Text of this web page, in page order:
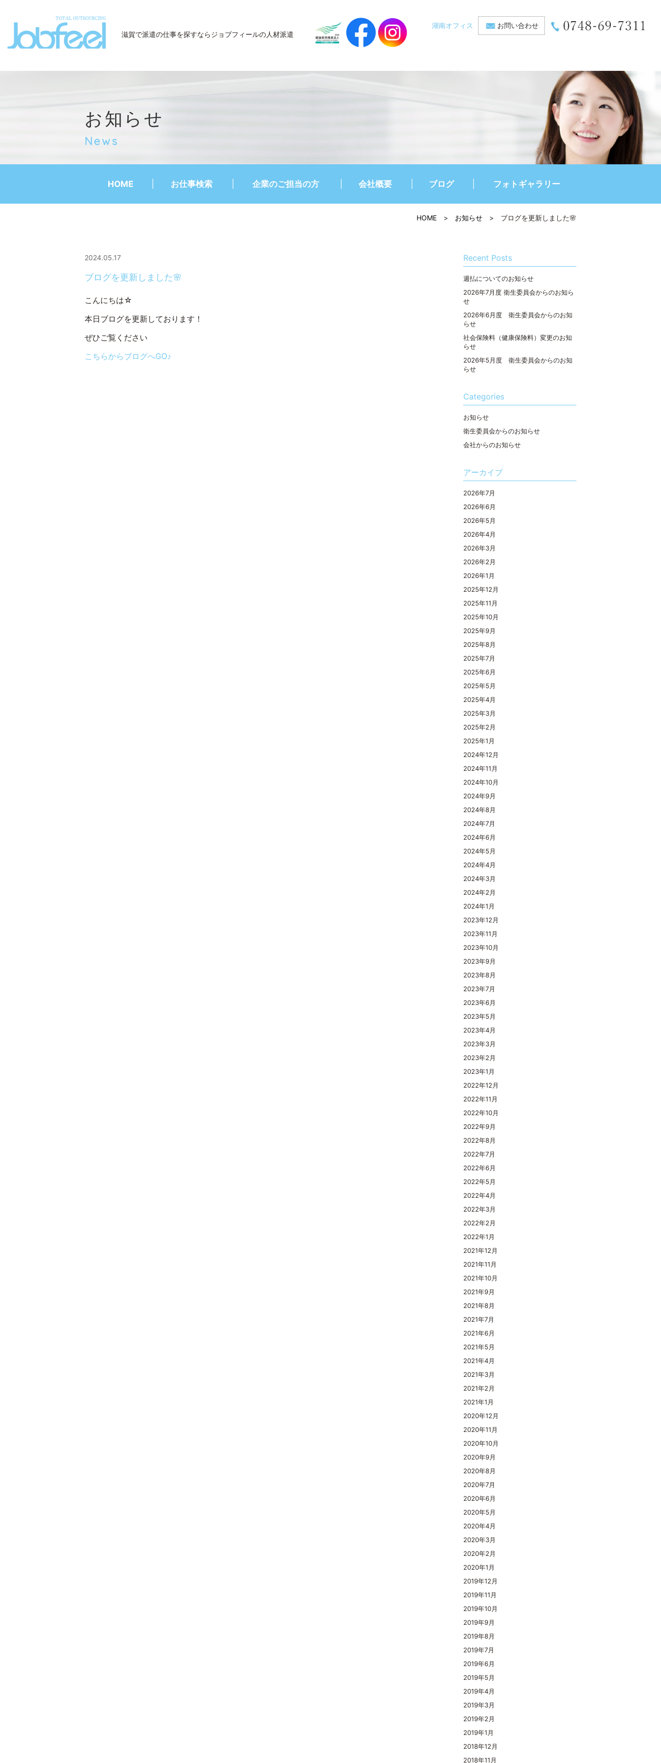
滋賀で派遣の仕事を探すならジョブフィールの人材派遣
湖南オフィス お問い合わせ
お知らせ
News
HOME お仕事検索 企業のご担当の方 会社概要 ブログ フォトギャラリー
HOME > お知らせ > ブログを更新しました🌸
2024.05.17
ブログを更新しました🌸
こんにちは☆
本日ブログを更新しております！
ぜひご覧ください
こちらからブログへGO♪
Recent Posts
週払についてのお知らせ
2026年7月度 衛生委員会からのお知ら
せ
2026年6月度 衛生委員会からのお知
らせ
社会保険料（健康保険料）変更のお知
らせ
2026年5月度 衛生委員会からのお知
らせ
Categories
お知らせ
衛生委員会からのお知らせ
会社からのお知らせ
アーカイブ
2026年7月
2026年6月
2026年5月
2026年4月
2026年3月
2026年2月
2026年1月
2025年12月
2025年11月
2025年10月
2025年9月
2025年8月
2025年7月
2025年6月
2025年5月
2025年4月
2025年3月
2025年2月
2025年1月
2024年12月
2024年11月
2024年10月
2024年9月
2024年8月
2024年7月
2024年6月
2024年5月
2024年4月
2024年3月
2024年2月
2024年1月
2023年12月
2023年11月
2023年10月
2023年9月
2023年8月
2023年7月
2023年6月
2023年5月
2023年4月
2023年3月
2023年2月
2023年1月
2022年12月
2022年11月
2022年10月
2022年9月
2022年8月
2022年7月
2022年6月
2022年5月
2022年4月
2022年3月
2022年2月
2022年1月
2021年12月
2021年11月
2021年10月
2021年9月
2021年8月
2021年7月
2021年6月
2021年5月
2021年4月
2021年3月
2021年2月
2021年1月
2020年12月
2020年11月
2020年10月
2020年9月
2020年8月
2020年7月
2020年6月
2020年5月
2020年4月
2020年3月
2020年2月
2020年1月
2019年12月
2019年11月
2019年10月
2019年9月
2019年8月
2019年7月
2019年6月
2019年5月
2019年4月
2019年3月
2019年2月
2019年1月
2018年12月
2018年11月